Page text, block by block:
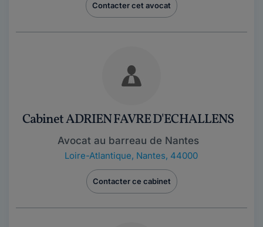
Contacter cet avocat
Cabinet ADRIEN FAVRE D'ECHALLENS
Avocat au barreau de Nantes
Loire-Atlantique, Nantes, 44000
Contacter ce cabinet